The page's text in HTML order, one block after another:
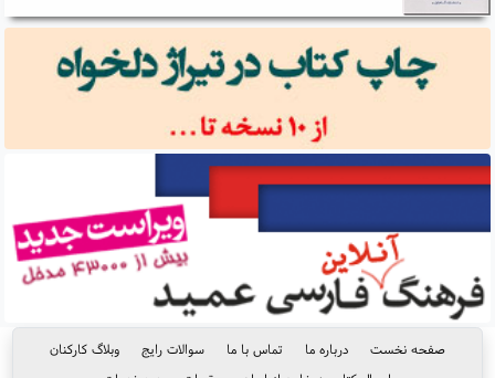
صفحه نخست درباره ما تماس با ما سوالات رایج
وبلاگ کارکنان